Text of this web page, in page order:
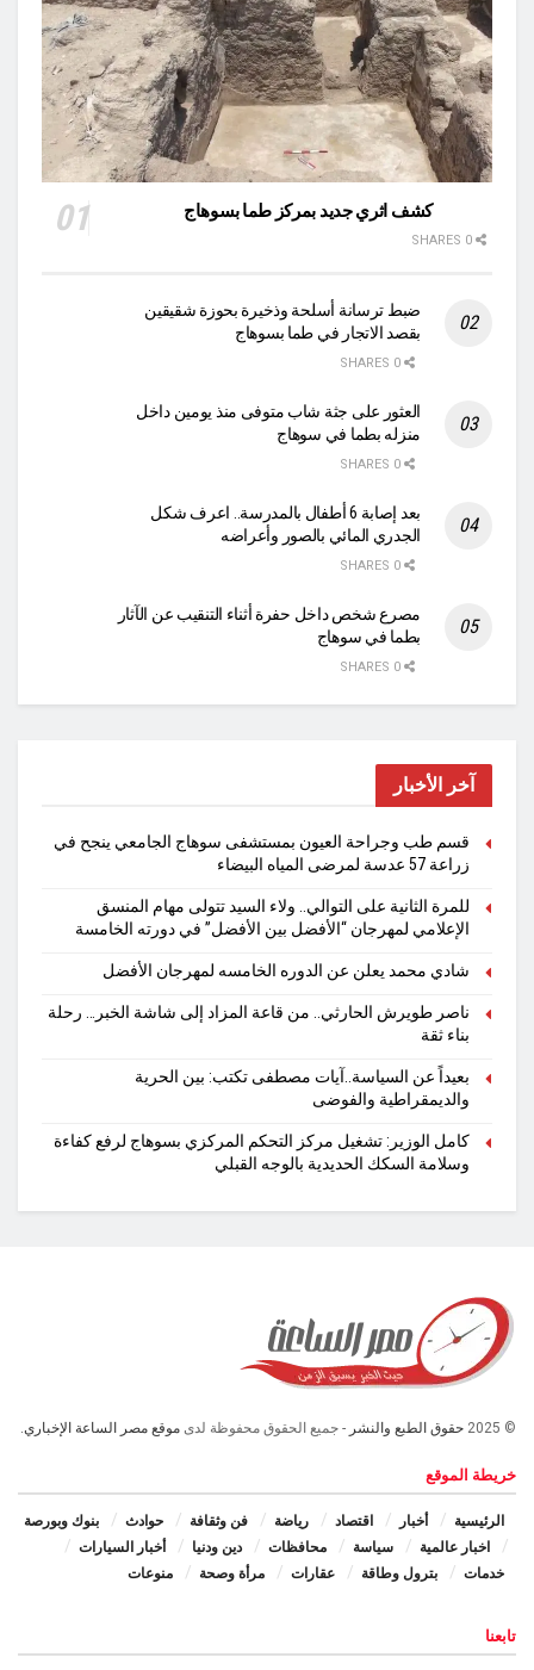
كشف اثري جديد بمركز طما بسوهاج
ضبط ترسانة أسلحة وذخيرة بحوزة شقيقين
بقصد الاتجار في طما بسوهاج
العثور على جثة شاب متوفى منذ يومين داخل
منزله بطما في سوهاج
بعد إصابة 6 أطفال بالمدرسة.. اعرف شكل
الجدري المائي بالصور وأعراضه
مصرع شخص داخل حفرة أثناء التنقيب عن الآثار
بطما في سوهاج
آخر الأخبار
قسم طب وجراحة العيون بمستشفى سوهاج الجامعي ينجح في
زراعة 57 عدسة لمرضى المياه البيضاء
للمرة الثانية على التوالي.. ولاء السيد تتولى مهام المنسق
الإعلامي لمهرجان “الأفضل بين الأفضل” في دورته الخامسة
شادي محمد يعلن عن الدوره الخامسه لمهرجان الأفضل
ناصر طويرش الحارثي.. من قاعة المزاد إلى شاشة الخبر… رحلة
بناء ثقة
بعيداً عن السياسة..آيات مصطفى تكتب: بين الحرية
والديمقراطية والفوضى
كامل الوزير: تشغيل مركز التحكم المركزي بسوهاج لرفع كفاءة
وسلامة السكك الحديدية بالوجه القبلي
© 2025 حقوق الطبع والنشر - جميع الحقوق محفوظة لدى موقع مصر الساعة الإخباري.
خريطة الموقع
الرئيسية أخبار اقتصاد رياضة فن وثقافة حوادث
بنوك وبورصة
اخبار عالمية
سياسة محافظات دين ودنيا
أخبار السيارات
خدمات
بترول وطاقة عقارات مرأة وصحة منوعات
تابعنا